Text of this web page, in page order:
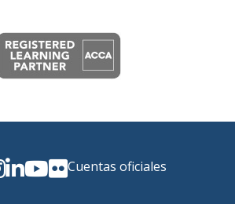
Cuentas oficiales